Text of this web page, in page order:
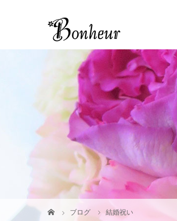
ブログ 結婚祝い